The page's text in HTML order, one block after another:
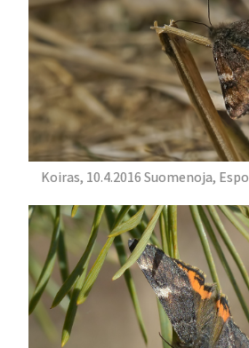
Koiras, 10.4.2016 Suomenoja,